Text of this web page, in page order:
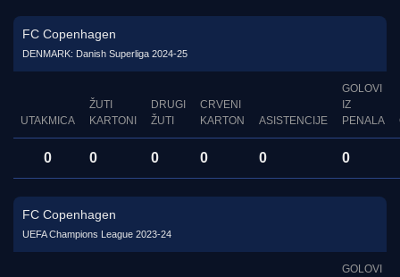
FC Copenhagen
DENMARK: Danish Superliga 2024-25
UTAKMICA
ŽUTI
KARTONI
DRUGI
ŽUTI
CRVENI
KARTON
ASISTENCIJE
GOLOVI
IZ
PENALA
0 0 0 0 0 0
FC Copenhagen
UEFA Champions League 2023-24
GOLOVI